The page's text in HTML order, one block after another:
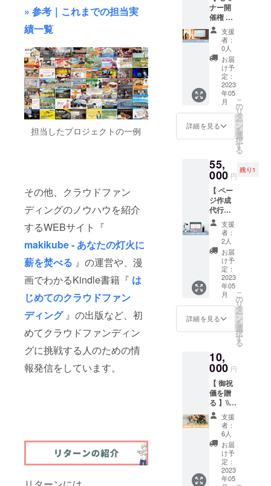
» 参考｜これまでの担当実
績一覧
担当したプロジェクトの一例
その他、クラウドファン
ディングのノウハウを紹介
するWEBサイト『
makikube - あなたの灯火に
薪を焚べる 』の運営や、漫
画でわかるKindle書籍『 は
じめてのクラウドファン
ディング』の出版など、初
めてクラウドファンディン
グに挑戦する人のための情
報発信をしています。
ちら →
https://
camp-
fire.jp/p
rojects/
view/62
2955
https://t
witter.c
om/boo
ks_himi
tsuno
Instagr
am：
https://
www.in
stagra
m.com/
books_
himitsu
海市銀
座町8-
13 ロマ
ンス座
1F
Googe
Map：
https://
goo.gl/
maps/2
mfTRfD
HH1Qe
D6cu7
※ ひみ
つの本
屋の挑
戦した
ちら →
https://
camp-
fire.jp/p
rojects/
view/37
0846
となっ
ており
ます
（全国
一律370
円） ※
豊好園
から配
送させ
ていた
だきま
す ※ 豊
好園の
挑戦し
たプロ
トはこ
ちら →
https://
camp-
fire.jp/p
rojects/
view/63
0264
［ギフ
ト購入
したい
場合］
支援画
面で下
記のよ
うにご
入力く
(贈答相
手) ：
［お届
け先情
報］に
入力 ・
送り主
(支援者
様) ：
［備考
欄］に
氏名･住
所･電話
番号を
shop.ta
motsus
kin.com
/
Instagr
am：
https://
www.in
stagra
m.com/
tamots
uskin/ ※
送料込
みの金
額と
おりま
す ※ 起
案者の
「Cres
chambl
eur」か
ら配送
させて
いただ
きます
※ 本商
品を先
行販売
したプ
ロジェ
クトは
こちら
→
https://
fire.jp/p
rojects/
view/50
5450
シュ：
綿98%,
ポリエ
ステル
2%） 〈
サーモ
タンブ
ラー〉
・カ
ラー：
ホワイ
ト ・素
テンレ
ス鋼 ・
360ml /
口部直
径
85mm /
高さ
105mm
〈 コッ
トン
トート
バッグ
(M) 〉
ラー：
ナチュ
ラル / ホ
ワイト /
ブラッ
ク サイ
ズ：添
参照 素
材：
12oz
キャン
バス 綿
100％
〈 ス
テッ
カー 〉
サイ
ズ：最
80x80
mm 素
× 奥行
約
350mm
× 高さ
110mm
・重
量：約
0.9kg
・生
産：日
本国 〈
細 〉 ・
抗菌ポ
材（計4
枚） ・
アウ
ター枕
カバー
（1枚）
■ 抗菌
ポリエ
チレン
中材 詳
細 ・C-
CORE
3D（3
枚）
素材：
リエチ
レン
25mm
・NEO
3D（1
枚）
素材：
ポリエ
ステル
エラス
トマー
厚
さ：
20mm
■ アウ
ター枕
をお伝
えする
予定で
す。 〈
内容 〉
・配信
セミ
ナー参
加券（1
回分）
・お礼
セージ
〈 配信
ついて
〉 ・
テー
マ：ク
ラウド
ファン
ディン
グ基礎
講座 ・
開催日
時：
2023年
5月27日
11:00〜
12:00（
約60
分）
ナー講
座（約
40分）
第二
部｜質
疑応答
（約20
分） ・
実施方
法：
ZOOM
・アー
カイ
舗開
業」を
テーマ
に実施
しま
す。 過
去に担
当した
店舗開
業系の
プロ
ジェク
トの実
紹介す
る予定
です。
〈 内容
〉 ・配
信セミ
ナー参
加券（1
回分）
・お礼
のメッ
セージ
〈 配信
セミ
ナーに
〉 ・
テー
でのク
ラウド
ファン
ディン
グ活用
・開催
日時：
2023年
5月23日
(火)
20:00〜
21:00（
約60
できる
リター
ンで
す。 少
人数で
の開催
になり
ますの
で詳し
く質問
をする
ことも
可能な
す！ こ
の配信
セミ
ナーで
は「募
集ペー
ジ作成
のコ
ツ」を
テーマ
に実施
しま
す。 自
分でク
ラウド
ファン
ディン
成する
ときの
ポイン
トをお
伝えす
る予定
です。
〈 内容
〉 ・配
信セミ
ナー参
加券（1
回分）
・お礼
ナー開
催権 】\\
りょう
かんを
呼べる //
りょう
かんに
よる
「クラ
ウド
ファン
ディン
グ活用
セミ
ナー」
できる
権利リ
ターン
です。
あなた
の店舗
でのイ
ベント
や団体
職員向
けの勉
強会な
どの講
師とし
て全力
でセミ
ナーを
す！ ※
会場の
準備は
支援者
様の責
任でご
用意く
ださい
※ セミ
ナー参
加者へ
の無料
有料の
形式は
支援
者：
0人
お届
け予
定：
2023
年05
月
詳細を見る
こ
の
リ
タ
ー
ン
を
選
択
す
る
55,
000 円
残り1
【 ペー
ジ作成
代行を
依頼で
きる券
】\\ 起案
検討者
向け //
これか
らクラ
ウド
ファン
ディン
グに挑
戦しよ
うと検
いる方
向けの
リター
ンで
す。 20
件以上
のプロ
ジェク
トペー
ジを
作って
きた
りょう
かんに
支援
者：
2人
お届
け予
定：
2023
年05
月
詳細を見る
こ
の
リ
タ
ー
ン
を
選
択
す
る
10,
000 円
【 御祝
儀を贈
る 】\\
実施報
告レ
ポート
に名前
掲載 //
シンプ
ルにお
祝いし
支援
者：
6人
お届
け予
定：
2023
年05